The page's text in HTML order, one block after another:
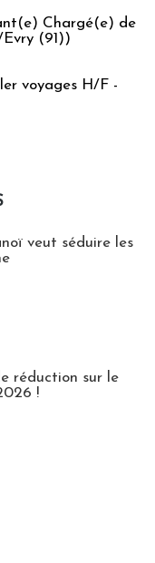
Chargé(e) de
(91))
voyages H/F -
veut séduire les
réduction sur le
!